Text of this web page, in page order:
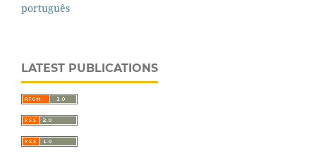
português
LATEST PUBLICATIONS